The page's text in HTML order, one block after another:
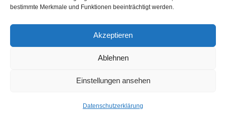
bestimmte Merkmale und Funktionen beeinträchtigt werden.
Akzeptieren
Ablehnen
Einstellungen ansehen
Datenschutzerklärung
Auslaufrillezu„Nebraska“: Bruce